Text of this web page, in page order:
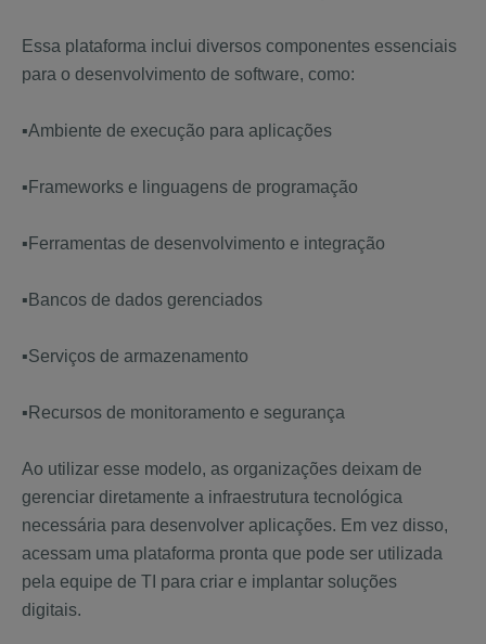
Essa plataforma inclui diversos componentes essenciais
para o desenvolvimento de software, como:
▪️Ambiente de execução para aplicações
▪️Frameworks e linguagens de programação
▪️Ferramentas de desenvolvimento e integração
▪️Bancos de dados gerenciados
▪️Serviços de armazenamento
▪️Recursos de monitoramento e segurança
Ao utilizar esse modelo, as organizações deixam de
gerenciar diretamente a infraestrutura tecnológica
necessária para desenvolver aplicações. Em vez disso,
acessam uma plataforma pronta que pode ser utilizada
pela equipe de TI para criar e implantar soluções
digitais.